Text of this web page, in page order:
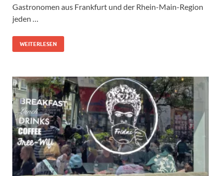
Gastronomen aus Frankfurt und der Rhein-Main-Region
jeden …
WEITERLESEN